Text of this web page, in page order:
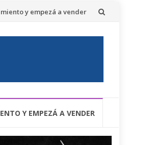
y empezá a vender
Y EMPEZÁ A VENDER